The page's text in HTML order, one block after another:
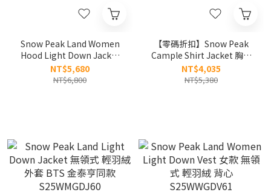
Snow Peak Land Women
Hood Light Down Jacket
女款 手臂布標 防水 羽絨外套
S25WWGDJ51
NT$5,680
NT$6,800
【零碼折扣】Snow Peak
Cample Shirt Jacket 胸前
雙口袋 襯衫夾克 外套
S25SMCSH10
NT$4,035
NT$5,380